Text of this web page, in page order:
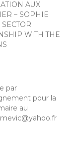
AUX
– SOPHIE
WITH THE
par
pour la
au